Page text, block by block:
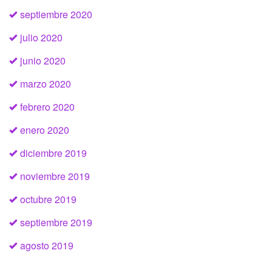
septiembre 2020
julio 2020
junio 2020
marzo 2020
febrero 2020
enero 2020
diciembre 2019
noviembre 2019
octubre 2019
septiembre 2019
agosto 2019